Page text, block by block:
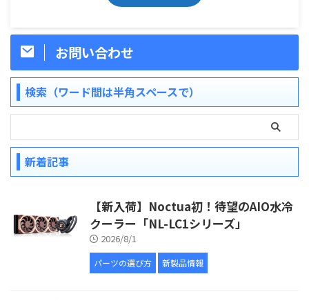
お問い合わせ
検索（ワード間は半角スペースで）
新着記事
【新入荷】Noctua初！待望のAIO水冷
クーラー「NL-LC1シリーズ」
2026/8/1
パーツの選び方 新製品情報